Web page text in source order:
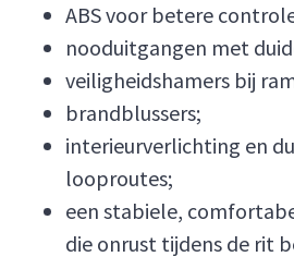
ABS voor betere
nooduitgangen met
veiligheidshamers bij
brandblussers;
interieurverlichting en
looproutes;
een stabiele,
die onrust tijdens de rit